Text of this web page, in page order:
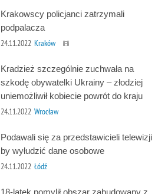
Krakowscy policjanci zatrzymali
podpalacza
24.11.2022 Kraków
Kradzież szczególnie zuchwała na
szkodę obywatelki Ukrainy – złodziej
uniemożliwił kobiecie powrót do kraju
24.11.2022 Wrocław
Podawali się za przedstawicieli telewizji
by wyłudzić dane osobowe
24.11.2022 Łódź